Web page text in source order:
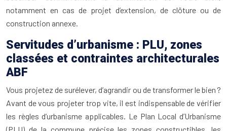
notamment en cas de projet d’extension, de clôture ou de
construction annexe.
Servitudes d’urbanisme : PLU, zones
classées et contraintes architecturales
ABF
Vous projetez de surélever, d’agrandir ou de transformer le bien ?
Avant de vous projeter trop vite, il est indispensable de vérifier
les règles d’urbanisme applicables. Le Plan Local d’Urbanisme